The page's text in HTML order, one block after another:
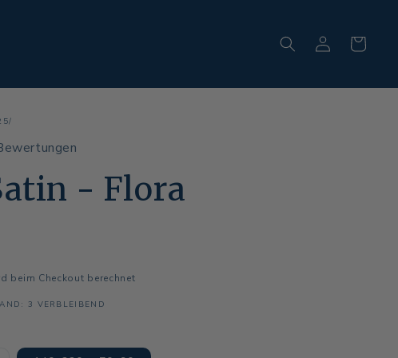
EinloggenWarenkorb
- Flora
beim Checkout berechnet
3 VERBLEIBEND